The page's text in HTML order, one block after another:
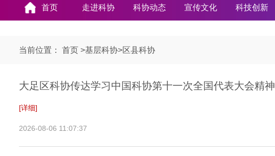
首页 走进科协 科协动态 宣传文化 科技创新
当前位置： 首页 >基层科协>区县科协
大足区科协传达学习中国科协第十一次全国代表大会精神
[详细]
2026-08-06 11:07:37